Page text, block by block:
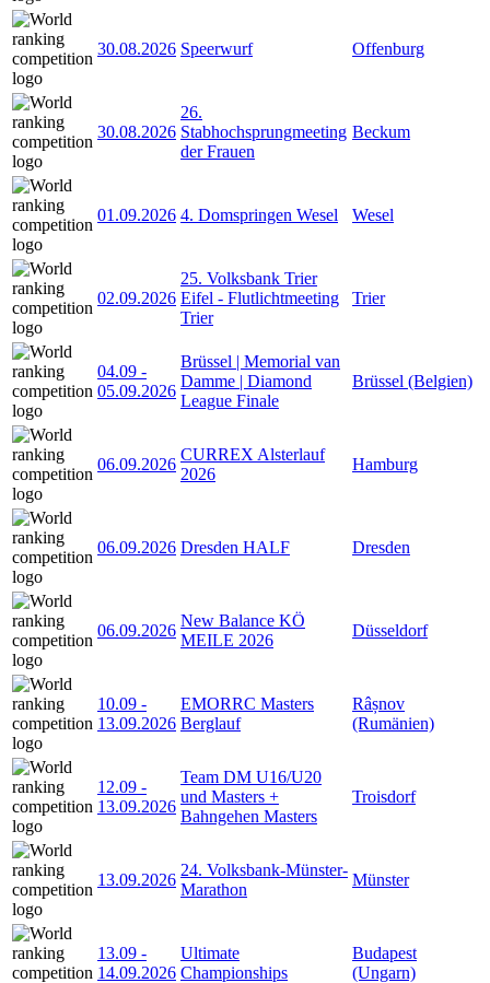
30.08.2026 Speerwurf Offenburg
30.08.2026
26.
Stabhochsprungmeeting
der Frauen
Beckum
01.09.2026 4. Domspringen Wesel Wesel
02.09.2026
25. Volksbank Trier
Eifel - Flutlichtmeeting
Trier
Trier
04.09 -
05.09.2026
Brüssel | Memorial van
Damme | Diamond
League Finale
Brüssel (Belgien)
06.09.2026
CURREX Alsterlauf
2026
Hamburg
06.09.2026 Dresden HALF Dresden
06.09.2026
New Balance KÖ
MEILE 2026
Düsseldorf
10.09 -
13.09.2026
EMORRC Masters
Berglauf
Râșnov
(Rumänien)
12.09 -
13.09.2026
Team DM U16/U20
und Masters +
Bahngehen Masters
Troisdorf
13.09.2026
24. Volksbank-Münster-
Marathon
Münster
13.09 -
14.09.2026
Ultimate
Championships
Budapest
(Ungarn)